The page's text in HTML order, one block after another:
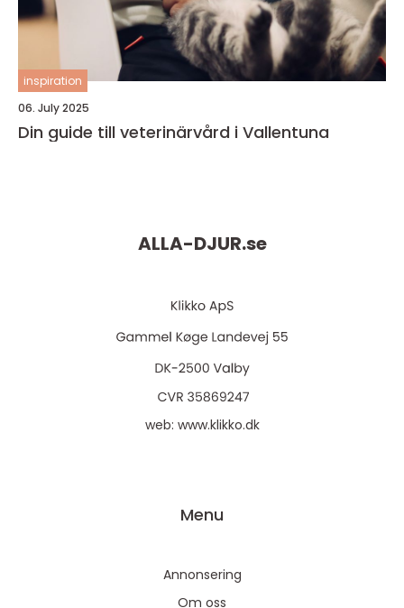
inspiration
06. July 2025
Din guide till veterinärvård i Vallentuna
ALLA-DJUR.se
web: www.klikko.dk
Menu
Annonsering
Om oss